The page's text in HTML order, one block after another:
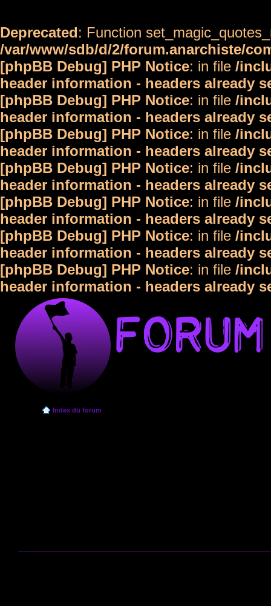
Deprecated: Function
/var/www/sdb/d/2/forum.anarchiste/
[phpBB Debug] PHP Notice: in file /
header information - headers already
[phpBB Debug] PHP Notice: in file /
header information - headers already
[phpBB Debug] PHP Notice: in file /
header information - headers already
[phpBB Debug] PHP Notice: in file /
header information - headers already
[phpBB Debug] PHP Notice: in file /
header information - headers already
[phpBB Debug] PHP Notice: in file /
header information - headers already
[phpBB Debug] PHP Notice: in file /
header information - headers already
Index du forum